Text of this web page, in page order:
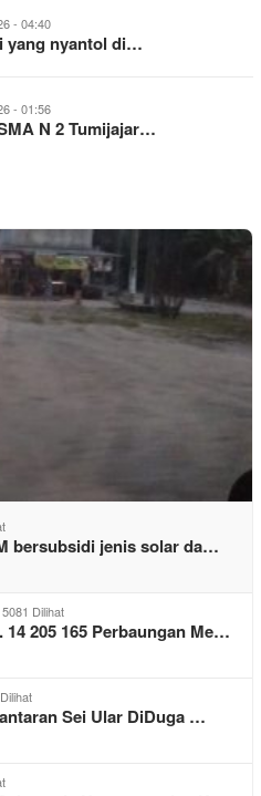
- 04:40
yang nyantol di…
- 01:56
N 2 Tumijajar…
bersubsidi jenis solar da…
5081 Dilihat
14 205 165 Perbaungan Me…
Sei Ular DiDuga …